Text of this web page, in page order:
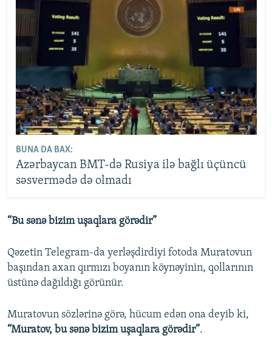
BUNA DA BAX:
Azərbaycan BMT-də Rusiya ilə bağlı üçüncü
səsvermədə də olmadı
“Bu sənə bizim uşaqlara görədir”
Qəzetin Telegram-da yerləşdirdiyi fotoda Muratovun
başından axan qırmızı boyanın köynəyinin, qollarının
üstünə dağıldığı görünür.
Muratovun sözlərinə görə, hücum edən ona deyib ki,
“Muratov, bu sənə bizim uşaqlara görədir”.